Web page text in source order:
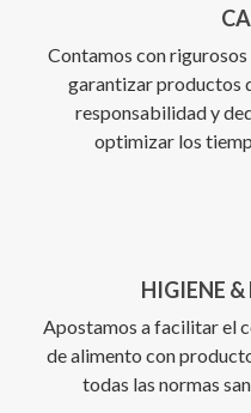
Contamos con
garantizar productos
responsabilidad y
optimizar los
HIGIENE
Apostamos a facilitar el
de alimento con
todas las normas